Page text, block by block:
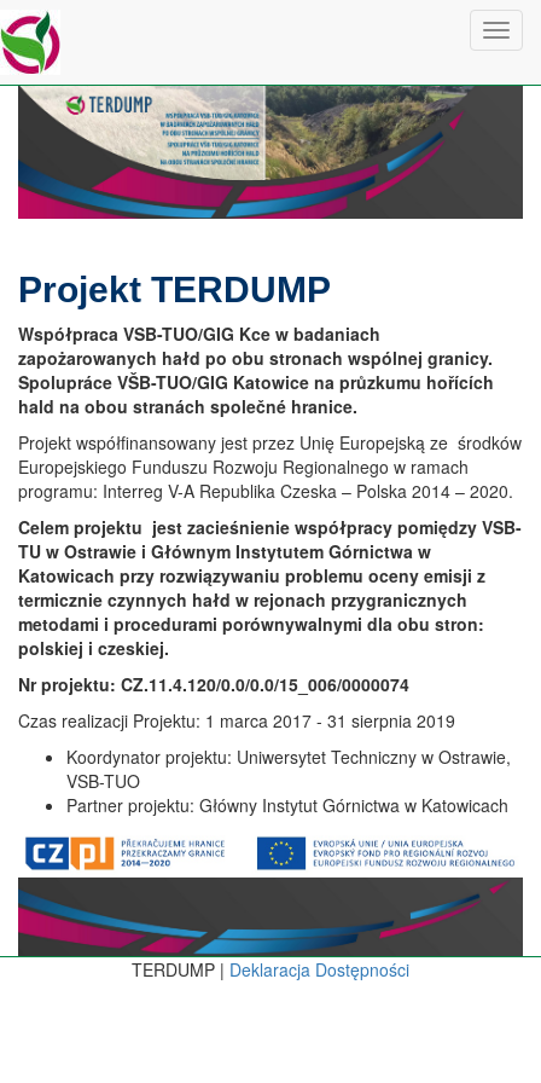
Przejdź do treści
Projekt TERDUMP
Współpraca VSB-TUO/GIG Kce w badaniach
zapożarowanych hałd po obu stronach wspólnej granicy.
Spolupráce VŠB-TUO/GIG Katowice na průzkumu hořících
hald na obou stranách společné hranice.
Projekt współfinansowany jest przez Unię Europejską ze środków
Europejskiego Funduszu Rozwoju Regionalnego w ramach
programu: Interreg V-A Republika Czeska – Polska 2014 – 2020.
Celem projektu jest zacieśnienie współpracy pomiędzy VSB-
TU w Ostrawie i Głównym Instytutem Górnictwa w
Katowicach przy rozwiązywaniu problemu oceny emisji z
termicznie czynnych hałd w rejonach przygranicznych
metodami i procedurami porównywalnymi dla obu stron:
polskiej i czeskiej.
Nr projektu: CZ.11.4.120/0.0/0.0/15_006/0000074
Czas realizacji Projektu: 1 marca 2017 - 31 sierpnia 2019
Koordynator projektu: Uniwersytet Techniczny w Ostrawie,
VSB-TUO
Partner projektu: Główny Instytut Górnictwa w Katowicach
TERDUMP | Deklaracja Dostępności